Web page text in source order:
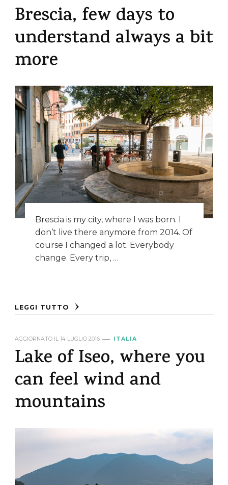
Brescia, few days to
understand always a bit
more
Brescia is my city, where I was born. I
don’t live there anymore from 2014. Of
course I changed a lot. Everybody
change. Every trip, …
LEGGI TUTTO
AGGIORNATO IL 14 LUGLIO 2016 ITALIA
Lake of Iseo, where you
can feel wind and
mountains